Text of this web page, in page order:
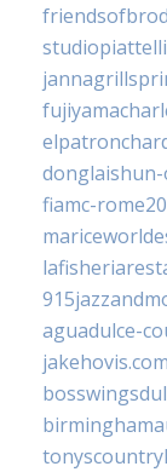
fiamc-
aguadulce-
jakehovis.com